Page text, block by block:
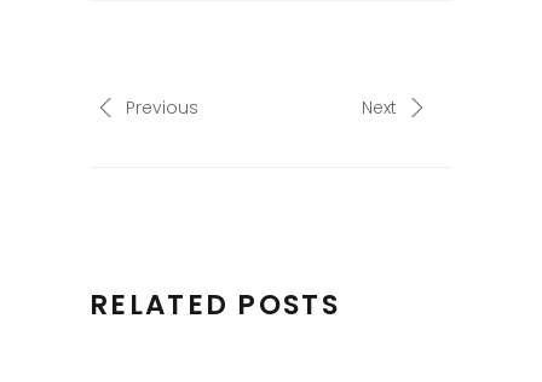
Previous Next
RELATED POSTS